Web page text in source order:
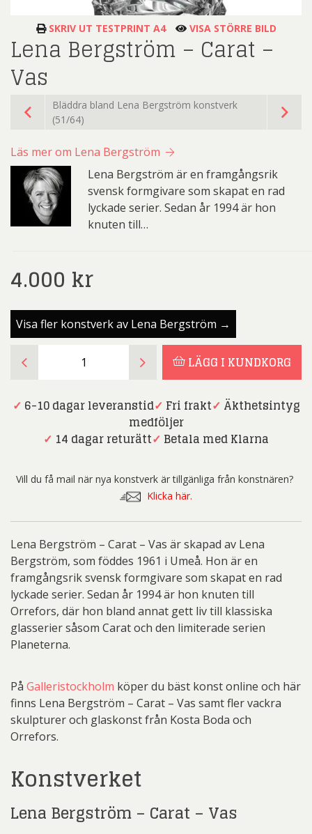
SKRIV UT TESTPRINT A4 VISA STÖRRE BILD
Lena Bergström – Carat –
Vas
Bläddra bland Lena Bergström konstverk
(51/64)
Läs mer om Lena Bergström
Lena Bergström är en framgångsrik
svensk formgivare som skapat en rad
lyckade serier. Sedan år 1994 är hon
knuten till…
4.000 kr
Visa fler konstverk av Lena Bergström →
Bergström
Carat
LÄGG I KUNDKORG
✓ 6-10 dagar leveranstid✓ Fri frakt✓ Äkthetsintyg
medföljer
✓ 14 dagar returätt✓ Betala med Klarna
Vill du få mail när nya konstverk är tillgänliga från konstnären?
Klicka här.
Lena Bergström – Carat – Vas är skapad av Lena
Bergström, som föddes 1961 i Umeå. Hon är en
framgångsrik svensk formgivare som skapat en rad
lyckade serier. Sedan år 1994 är hon knuten till
Orrefors, där hon bland annat gett liv till klassiska
glasserier såsom Carat och den limiterade serien
Planeterna.
På Galleristockholm köper du bäst konst online och här
finns Lena Bergström – Carat – Vas samt fler vackra
skulpturer och glaskonst från Kosta Boda och
Orrefors.
Konstverket
Lena Bergström – Carat – Vas